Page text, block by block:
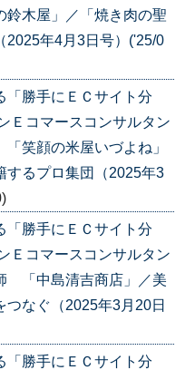
木屋」／「焼き肉の聖
2025年4月3日号）('25/0
「勝手にＥＣサイト分
コマースコンサルタン
笑顔の米屋いづよね」
するプロ集団（2025年3
「勝手にＥＣサイト分
コマースコンサルタン
「中島清吉商店」／美
つなぐ（2025年3月20日
「勝手にＥＣサイト分